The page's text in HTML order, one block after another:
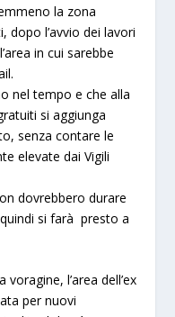
la zona
dopo l’avvio dei lavori
in cui sarebbe
nel tempo e che alla
si aggiunga
senza contare le
elevate dai Vigili
dovrebbero durare
si farà presto a
l’area dell’ex
per nuovi